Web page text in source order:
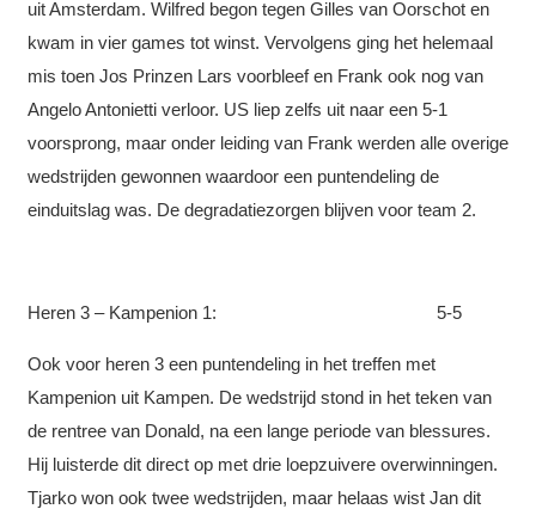
uit Amsterdam. Wilfred begon tegen Gilles van Oorschot en
kwam in vier games tot winst. Vervolgens ging het helemaal
mis toen Jos Prinzen Lars voorbleef en Frank ook nog van
Angelo Antonietti verloor. US liep zelfs uit naar een 5-1
voorsprong, maar onder leiding van Frank werden alle overige
wedstrijden gewonnen waardoor een puntendeling de
einduitslag was. De degradatiezorgen blijven voor team 2.
Heren 3 – Kampenion 1: 5-5
Ook voor heren 3 een puntendeling in het treffen met
Kampenion uit Kampen. De wedstrijd stond in het teken van
de rentree van Donald, na een lange periode van blessures.
Hij luisterde dit direct op met drie loepzuivere overwinningen.
Tjarko won ook twee wedstrijden, maar helaas wist Jan dit